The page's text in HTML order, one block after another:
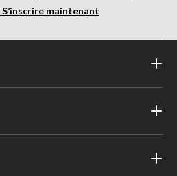
S’inscrire maintenant